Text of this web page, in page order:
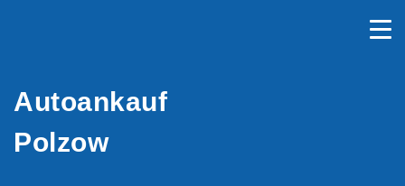
Autoankauf
Polzow